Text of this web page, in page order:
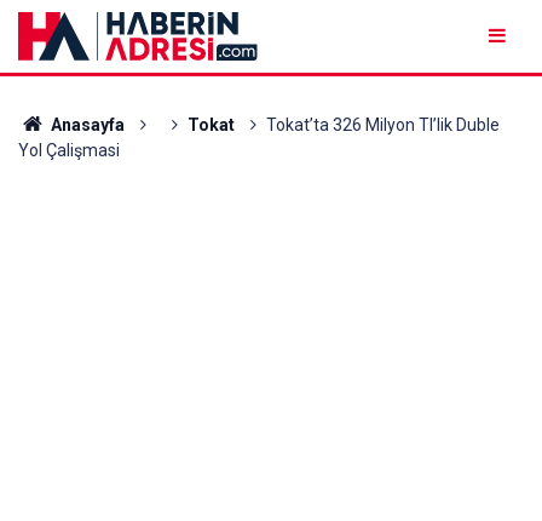
Anasayfa Tokat
Tokat’ta 326 Milyon Tl’lik Duble
Yol Çalişmasi